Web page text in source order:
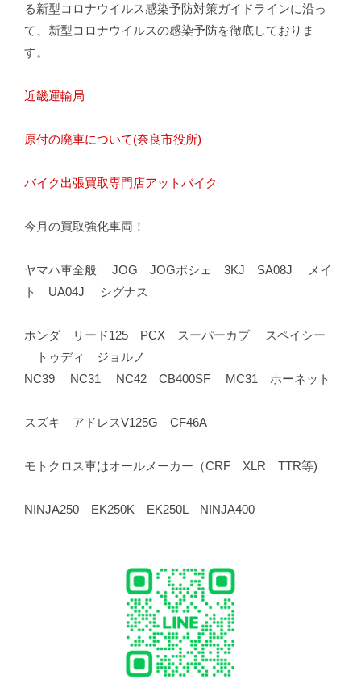
る新型コロナウイルス感染予防対策ガイドラインに沿っ
て、新型コロナウイルスの感染予防を徹底しておりま
す。
近畿運輸局
原付の廃車について(奈良市役所)
バイク出張買取専門店アットバイク
今月の買取強化車両！
ヤマハ車全般 JOG JOGポシェ 3KJ SA08J メイ
ト UA04J シグナス
ホンダ リード125 PCX スーパーカブ スペイシー
トゥディ ジョルノ
NC39 NC31 NC42 CB400SF MC31 ホーネット
スズキ アドレスV125G CF46A
モトクロス車はオールメーカー（CRF XLR TTR等)
NINJA250 EK250K EK250L NINJA400